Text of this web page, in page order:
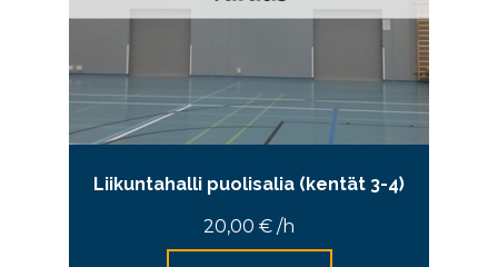
Liikuntahalli puolisalia (kentät 3-4)
20,00 € /h